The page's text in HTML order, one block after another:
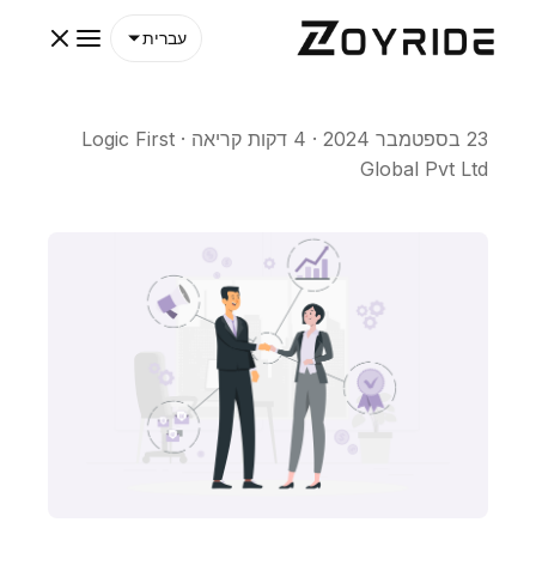
עברית
23 בספטמבר 2024 · 4 דקות קריאה ·
Logic First
Global Pvt Ltd